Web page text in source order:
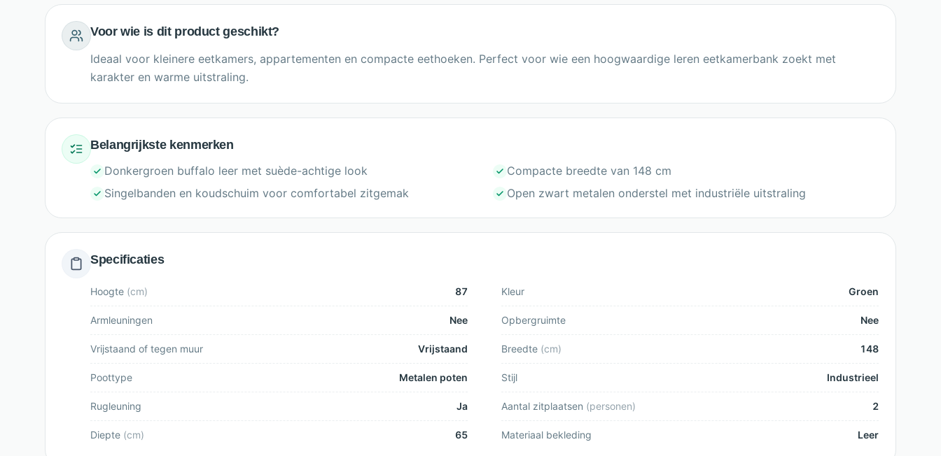
Voor wie is dit product geschikt?
Ideaal voor kleinere eetkamers, appartementen en compacte eethoeken. Perfect voor wie een hoogwaardige leren eetkamerbank zoekt met
karakter en warme uitstraling.
Belangrijkste kenmerken
Donkergroen buffalo leer met suède-achtige look
Compacte breedte van 148 cm
Singelbanden en koudschuim voor comfortabel zitgemak
Open zwart metalen onderstel met industriële uitstraling
Specificaties
Hoogte (cm) 87 Kleur Groen
Armleuningen Nee Opbergruimte Nee
Vrijstaand of tegen muur Vrijstaand Breedte (cm) 148
Poottype Metalen poten Stijl Industrieel
Rugleuning Ja Aantal zitplaatsen (personen) 2
Diepte (cm) 65 Materiaal bekleding Leer